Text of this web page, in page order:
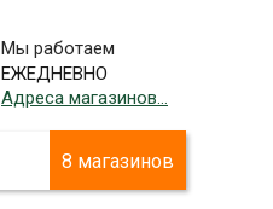
Мы работаем
ЕЖЕДНЕВНО
Адреса магазинов...
8 магазинов